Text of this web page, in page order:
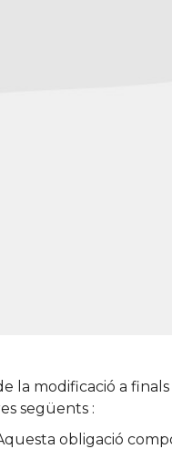
modificació a
següents :
obligació